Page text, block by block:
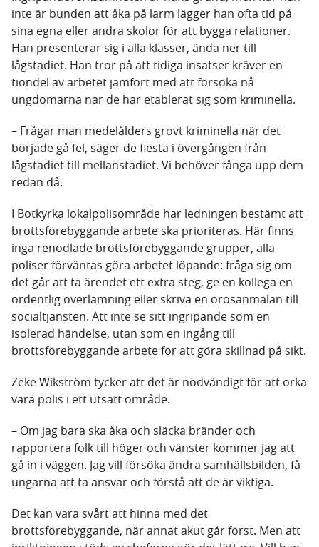
inte är bunden att åka på larm lägger han ofta tid på
sina egna eller andra skolor för att bygga relationer.
Han presenterar sig i alla klasser, ända ner till
lågstadiet. Han tror på att tidiga insatser kräver en
tiondel av arbetet jämfört med att försöka nå
ungdomarna när de har etablerat sig som kriminella.
– Frågar man medelålders grovt kriminella när det
började gå fel, säger de flesta i övergången från
lågstadiet till mellanstadiet. Vi behöver fånga upp dem
redan då.
I Botkyrka lokalpolisområde har ledningen bestämt att
brottsförebyggande arbete ska prioriteras. Här finns
inga renodlade brottsförebyggande grupper, alla
poliser förväntas göra arbetet löpande: fråga sig om
det går att ta ärendet ett extra steg, ge en kollega en
ordentlig överlämning eller skriva en orosanmälan till
socialtjänsten. Att inte se sitt ingripande som en
isolerad händelse, utan som en ingång till
brottsförebyggande arbete för att göra skillnad på sikt.
Zeke Wikström tycker att det är nödvändigt för att orka
vara polis i ett utsatt område.
– Om jag bara ska åka och släcka bränder och
rapportera folk till höger och vänster kommer jag att
gå in i väggen. Jag vill försöka ändra samhällsbilden, få
ungarna att ta ansvar och förstå att de är viktiga.
Det kan vara svårt att hinna med det
brottsförebyggande, när annat akut går först. Men att